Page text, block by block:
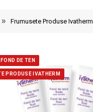
» Frumusete Produse Ivatherm
DE TEN
PRODUSE IVATHERM